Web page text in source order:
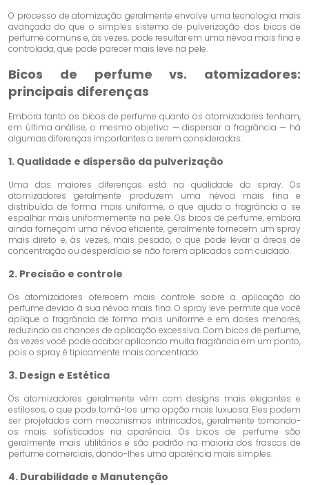
O processo de atomização geralmente envolve uma tecnologia mais
avançada do que o simples sistema de pulverização dos bicos de
perfume comuns e, às vezes, pode resultar em uma névoa mais fina e
controlada, que pode parecer mais leve na pele.
Bicos de perfume vs. atomizadores:
principais diferenças
Embora tanto os bicos de perfume quanto os atomizadores tenham,
em última análise, o mesmo objetivo — dispersar a fragrância — há
algumas diferenças importantes a serem consideradas:
1. Qualidade e dispersão da pulverização
Uma das maiores diferenças está na qualidade do spray. Os
atomizadores geralmente produzem uma névoa mais fina e
distribuída de forma mais uniforme, o que ajuda a fragrância a se
espalhar mais uniformemente na pele. Os bicos de perfume, embora
ainda forneçam uma névoa eficiente, geralmente fornecem um spray
mais direto e, às vezes, mais pesado, o que pode levar a áreas de
concentração ou desperdício se não forem aplicados com cuidado.
2. Precisão e controle
Os atomizadores oferecem mais controle sobre a aplicação do
perfume devido à sua névoa mais fina. O spray leve permite que você
aplique a fragrância de forma mais uniforme e em doses menores,
reduzindo as chances de aplicação excessiva. Com bicos de perfume,
às vezes você pode acabar aplicando muita fragrância em um ponto,
pois o spray é tipicamente mais concentrado.
3. Design e Estética
Os atomizadores geralmente vêm com designs mais elegantes e
estilosos, o que pode torná-los uma opção mais luxuosa. Eles podem
ser projetados com mecanismos intrincados, geralmente tornando-
os mais sofisticados na aparência. Os bicos de perfume são
geralmente mais utilitários e são padrão na maioria dos frascos de
perfume comerciais, dando-lhes uma aparência mais simples.
4. Durabilidade e Manutenção